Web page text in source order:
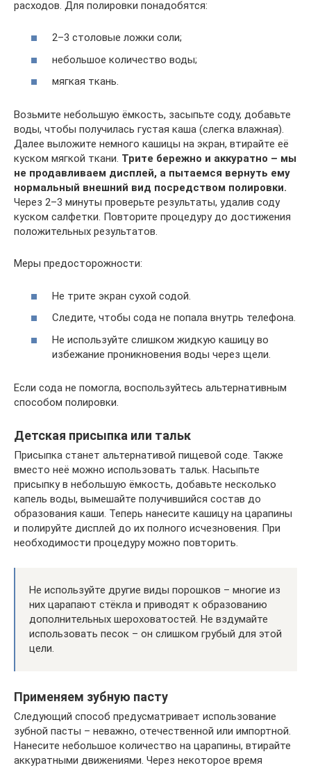
расходов. Для полировки понадобятся:
2–3 столовые ложки соли;
небольшое количество воды;
мягкая ткань.
Возьмите небольшую ёмкость, засыпьте соду, добавьте
воды, чтобы получилась густая каша (слегка влажная).
Далее выложите немного кашицы на экран, втирайте её
куском мягкой ткани. Трите бережно и аккуратно – мы
не продавливаем дисплей, а пытаемся вернуть ему
нормальный внешний вид посредством полировки.
Через 2–3 минуты проверьте результаты, удалив соду
куском салфетки. Повторите процедуру до достижения
положительных результатов.
Меры предосторожности:
Не трите экран сухой содой.
Следите, чтобы сода не попала внутрь телефона.
Не используйте слишком жидкую кашицу во
избежание проникновения воды через щели.
Если сода не помогла, воспользуйтесь альтернативным
способом полировки.
Детская присыпка или тальк
Присыпка станет альтернативой пищевой соде. Также
вместо неё можно использовать тальк. Насыпьте
присыпку в небольшую ёмкость, добавьте несколько
капель воды, вымешайте получившийся состав до
образования каши. Теперь нанесите кашицу на царапины
и полируйте дисплей до их полного исчезновения. При
необходимости процедуру можно повторить.
Не используйте другие виды порошков – многие из
них царапают стёкла и приводят к образованию
дополнительных шероховатостей. Не вздумайте
использовать песок – он слишком грубый для этой
цели.
Применяем зубную пасту
Следующий способ предусматривает использование
зубной пасты – неважно, отечественной или импортной.
Нанесите небольшое количество на царапины, втирайте
аккуратными движениями. Через некоторое время